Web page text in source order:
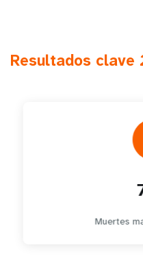
Resultados clave
Muertes